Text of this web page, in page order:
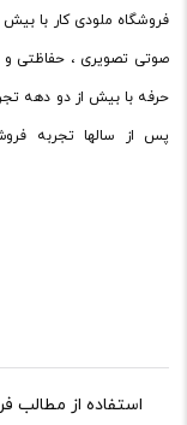
صوتی تصویری ، حفاظتی و
حرفه با بیش از دو دهه
پس از سالها تجربه
فروشگاه‌های معتبر
اصلی خریداری
استفاده از مطالب